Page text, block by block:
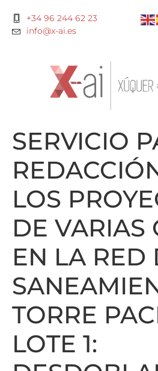
+34 96 244 62 23
info@x-ai.es
SERVICIO
LOS
DE VARIAS
EN LA RED
TORRE
LOTE 1: